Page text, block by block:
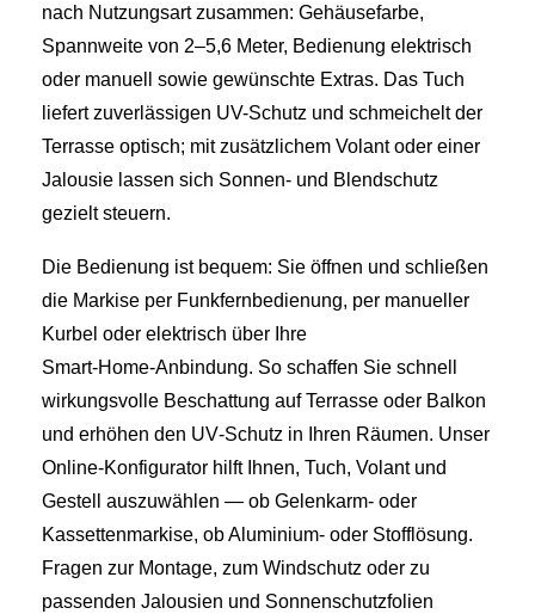
nach Nutzungsart zusammen: Gehäusefarbe,
Spannweite von 2–5,6 Meter, Bedienung elektrisch
oder manuell sowie gewünschte Extras. Das Tuch
liefert zuverlässigen UV-Schutz und schmeichelt der
Terrasse optisch; mit zusätzlichem Volant oder einer
Jalousie lassen sich Sonnen- und Blendschutz
gezielt steuern.
Die Bedienung ist bequem: Sie öffnen und schließen
die Markise per Funkfernbedienung, per manueller
Kurbel oder elektrisch über Ihre
Smart‑Home‑Anbindung. So schaffen Sie schnell
wirkungsvolle Beschattung auf Terrasse oder Balkon
und erhöhen den UV‑Schutz in Ihren Räumen. Unser
Online‑Konfigurator hilft Ihnen, Tuch, Volant und
Gestell auszuwählen — ob Gelenkarm‑ oder
Kassettenmarkise, ob Aluminium‑ oder Stofflösung.
Fragen zur Montage, zum Windschutz oder zu
passenden Jalousien und Sonnenschutzfolien